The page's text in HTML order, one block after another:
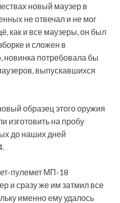
новый маузер в
не отвечал и не мог
как и все маузеры, он был
и сложен в
новинка потребовала бы
выпускавшихся
образец этого оружия
изготовить на пробу
до наших дней
пулемет МП-18
и сразу же им затмил все
именно ему удалось